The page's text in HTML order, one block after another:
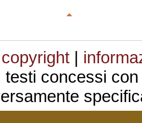
copyright|
concessi